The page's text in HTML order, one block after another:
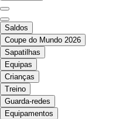
Saldos
Coupe do Mundo 2026
Sapatilhas
Equipas
Crianças
Treino
Guarda-redes
Equipamentos